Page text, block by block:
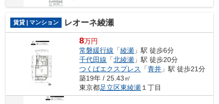
賃貸 | マンション レオーネ綾瀬
8万円
常磐緩行線 「綾瀬 」駅 徒歩6分
千代田線 「北綾瀬 」駅 徒歩20分
つくばエクスプレス
「青井 」駅 徒歩21分
築19年 / 25.43㎡
東京都足立区東綾瀬 １丁目